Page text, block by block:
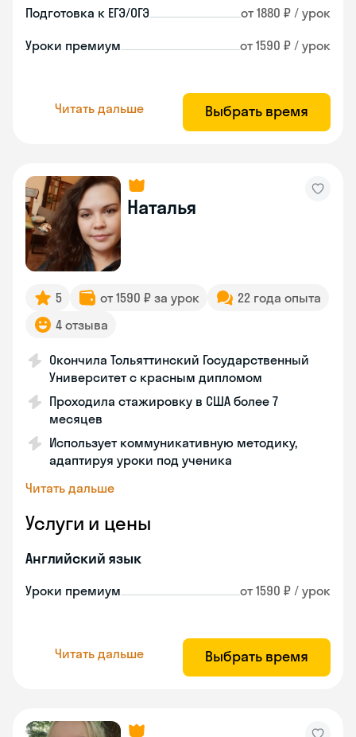
Подготовка к ЕГЭ/ОГЭ от 1880 ₽ / урок
Уроки премиум от 1590 ₽ / урок
Читать дальше Выбрать время
Наталья
5 от 1590 ₽ за урок
22 года опыта
4 отзыва
Окончила Тольяттинский Государственный
Университет с красным дипломом
Проходила стажировку в США более 7
месяцев
Использует коммуникативную методику,
адаптируя уроки под ученика
Читать дальше
Услуги и цены
Английский язык
Уроки премиум от 1590 ₽ / урок
Читать дальше Выбрать время